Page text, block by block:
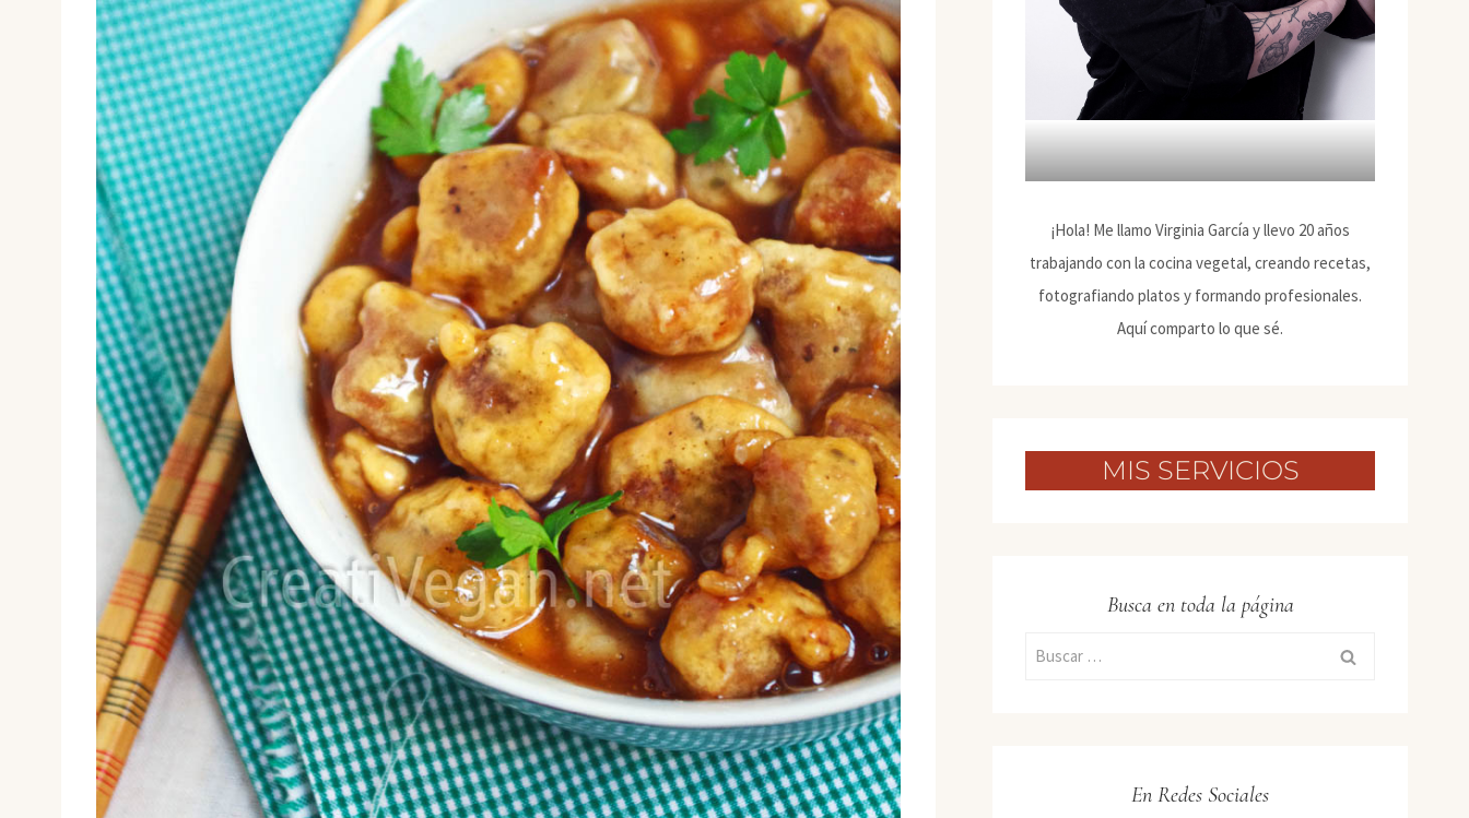
¡Hola! Me llamo Virginia García y llevo 20 años
trabajando con la cocina vegetal, creando recetas,
fotografiando platos y formando profesionales.
Aquí comparto lo que sé.
MIS SERVICIOS
Busca en toda la página
Buscar:
En Redes Sociales